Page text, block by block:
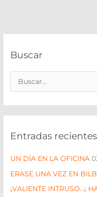
Buscar
a
p
o
r
Entradas recientes
UN DÍA EN LA OFICINA
ERASE UNA VEZ EN
¡VALIENTE INTRUSO…¡